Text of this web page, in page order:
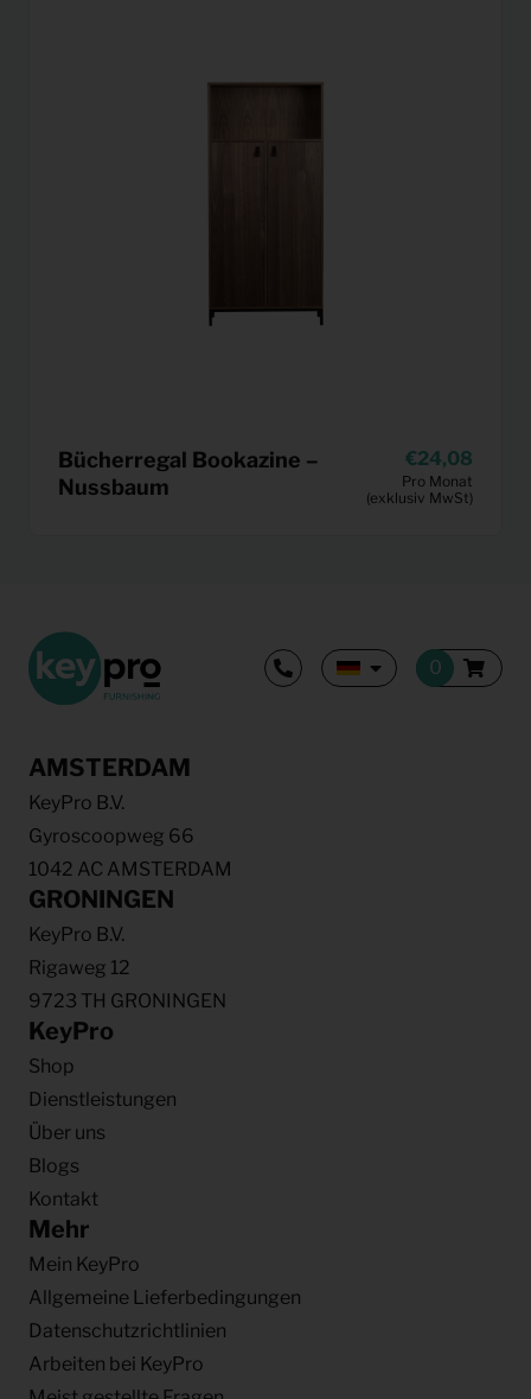
Bücherregal Bookazine –
Nussbaum
24,08
Pro Monat
(exklusiv MwSt)
AMSTERDAM
KeyPro B.V.
Gyroscoopweg 66
1042 AC AMSTERDAM
GRONINGEN
KeyPro B.V.
Rigaweg 12
9723 TH GRONINGEN
KeyPro
Shop
Dienstleistungen
Über uns
Blogs
Kontakt
Mehr
Mein KeyPro
Allgemeine Lieferbedingungen
Datenschutzrichtlinien
Arbeiten bei KeyPro